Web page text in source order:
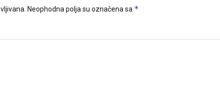
Neophodna polja su označena sa *